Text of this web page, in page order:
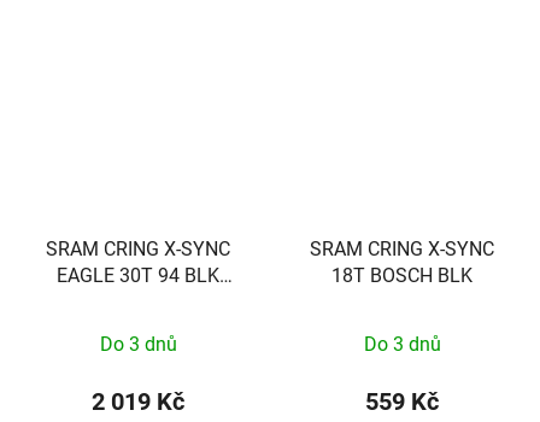
SRAM CRING X-SYNC
EAGLE 30T 94 BLK
Do 3 dnů
2 019 Kč
SRAM CRING X-SYNC
18T BOSCH BLK
Do 3 dnů
559 Kč